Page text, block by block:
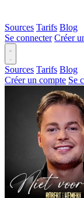
Sources Tarifs Blog
Se connecter Créer
Sources Tarifs Blog
Créer un compte Se